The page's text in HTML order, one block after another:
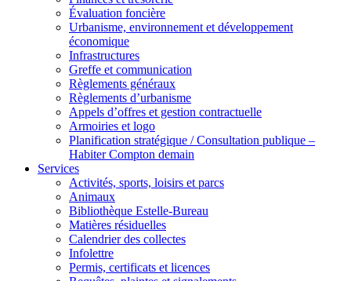
Évaluation foncière
Urbanisme, environnement et développement
économique
Infrastructures
Greffe et communication
Règlements généraux
Règlements d’urbanisme
Appels d’offres et gestion contractuelle
Armoiries et logo
Planification stratégique / Consultation publique –
Habiter Compton demain
Services
Activités, sports, loisirs et parcs
Animaux
Bibliothèque Estelle-Bureau
Matières résiduelles
Calendrier des collectes
Infolettre
Permis, certificats et licences